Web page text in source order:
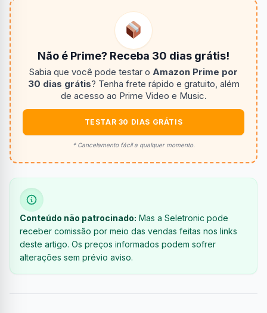
Não é Prime? Receba 30 dias grátis!
Sabia que você pode testar o Amazon Prime por
30 dias grátis? Tenha frete rápido e gratuito, além
de acesso ao Prime Video e Music.
TESTAR 30 DIAS GRÁTIS
* Cancelamento fácil a qualquer momento.
Conteúdo não patrocinado: Mas a Seletronic pode
receber comissão por meio das vendas feitas nos links
deste artigo. Os preços informados podem sofrer
alterações sem prévio aviso.